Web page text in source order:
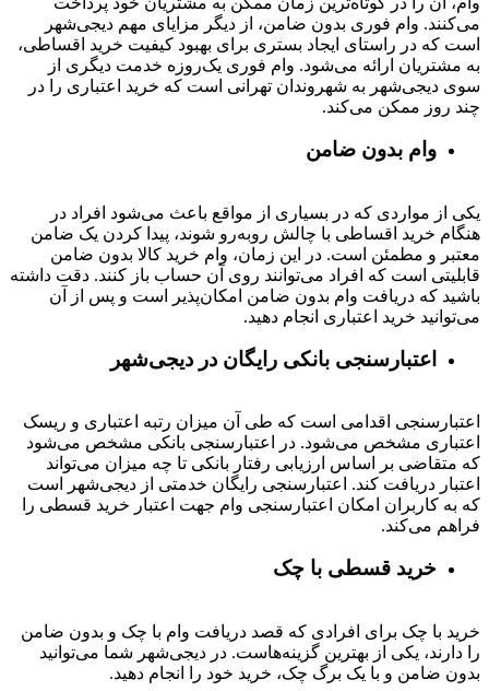
می‌کنند. وام فوری بدون ضامن، از دیگر مزایای مهم دیجی‌شهر
است که در راستای ایجاد بستری برای بهبود کیفیت خرید اقساطی،
به مشتریان ارائه می‌شود. وام فوری یک‌روزه خدمت دیگری از
سوی دیجی‌شهر به شهروندان تهرانی است که خرید اعتباری را در
چند روز ممکن می‌کند.
وام بدون ضامن
یکی از مواردی که در بسیاری از مواقع باعث می‌شود افراد در
هنگام خرید اقساطی با چالش روبه‌رو شوند، پیدا کردن یک ضامن
معتبر و مطمئن است. در این زمان، وام خرید کالا بدون ضامن
قابلیتی است که افراد می‌توانند روی آن حساب باز کنند. دقت داشته
باشید که دریافت وام بدون ضامن امکان‌پذیر است و پس از آن
می‌توانید خرید اعتباری انجام دهید.
اعتبارسنجی بانکی رایگان در دیجی‌شهر
اعتبارسنجی اقدامی است که طی آن میزان رتبه اعتباری و ریسک
اعتباری مشخص می‌شود. در اعتبارسنجی بانکی مشخص می‌شود
که متقاضی بر اساس ارزیابی رفتار بانکی تا چه میزان می‌تواند
اعتبار دریافت کند. اعتبارسنجی رایگان خدمتی از دیجی‌شهر است
که به کاربران امکان اعتبارسنجی وام جهت اعتبار خرید قسطی را
فراهم می‌کند.
خرید قسطی با چک
خرید با چک برای افرادی که قصد دریافت وام با چک و بدون ضامن
را دارند، یکی از بهترین گزینه‌هاست. در دیجی‌شهر شما می‌توانید
بدون ضامن و با یک برگ چک، خرید خود را انجام دهید.